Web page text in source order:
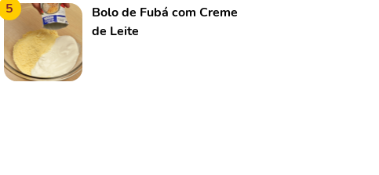
5
Bolo de Fubá com Creme
de Leite